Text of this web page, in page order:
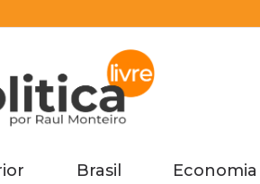
Brasil Economia